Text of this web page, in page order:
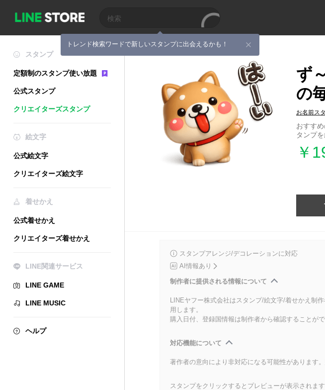
トレンド検索ワードで新しいスタンプに出会えるかも！
スタンプ
定額制のスタンプ使い放題
公式スタンプ
クリエイターズスタンプ
絵文字
公式絵文字
クリエイターズ絵文字
着せかえ
公式着せかえ
クリエイターズ着せかえ
LINE関連サービス
LINE GAME
LINE MUSIC
ヘルプ
ず
の
お名前ス
おすす
タンプ
￥
スタンプアレンジ/デコレーションに対応
AI情報あり
制作者に提供される情報について
LINEヤフー株式会社はスタンプ/絵文字/着せかえ制
用します。
購入日付、登録国情報は制作者から確認することが
対応機能について
著作者の意向により非対応になる可能性があります
スタンプをクリックするとプレビューが表示されます